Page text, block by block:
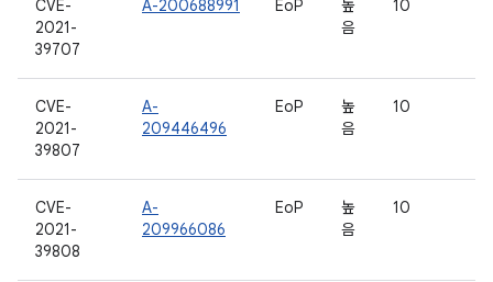
CVE-
2021-
39707
A-200688991 EoP
높
음
10
CVE-
2021-
39807
A-
209446496
EoP
높
음
10
CVE-
2021-
39808
A-
209966086
EoP
높
음
10